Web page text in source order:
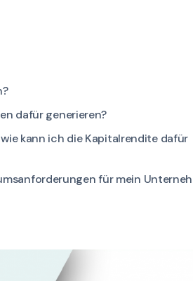
dafür generieren?
kann ich die Kapitalrendite dafür
für mein